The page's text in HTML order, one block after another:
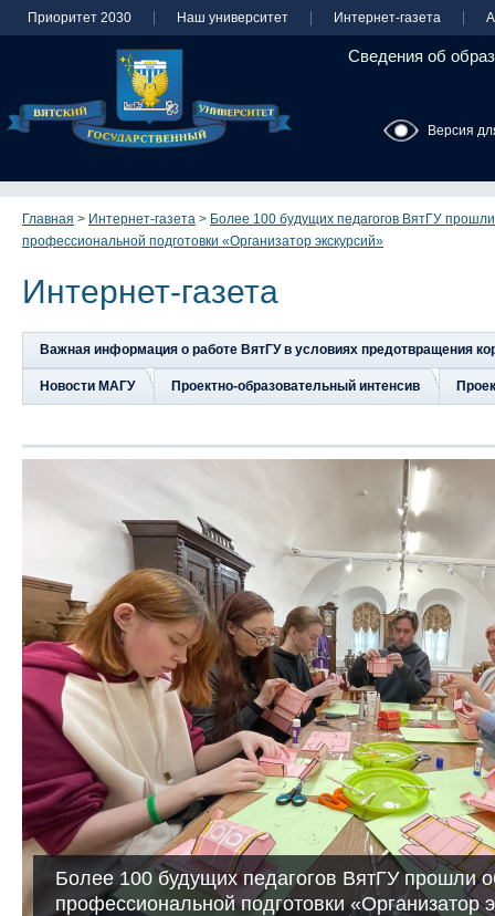
Приоритет 2030 Наш университет Интернет-газета
Сведения об
Версия
Главная > Интернет-газета > Более 100 будущих педагогов ВятГУ
профессиональной подготовки «Организатор экскурсий»
Интернет-газета
Важная информация о работе ВятГУ в условиях предотвращения
Новости МАГУ Проектно-образовательный интенсив
Более 100 будущих педагогов ВятГУ прошли
профессиональной подготовки «Организатор